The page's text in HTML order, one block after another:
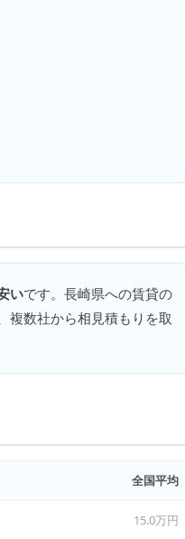
いです。 長崎県への賃貸の
複数社から相見積もりを取
全国平均
15.0万円